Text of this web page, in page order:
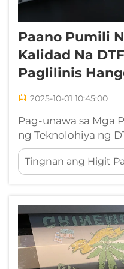
Paano Pumili
Kalidad Na
Paglilinis
2025-10-01 10:45:00
Pag-unawa sa Mga
ng Teknolohiya ng
Direct-to-film (DTF)
rebolusyunaryo sa
apparel at palamuti
film, isang espesyal
Tingnan ang Higit Pa